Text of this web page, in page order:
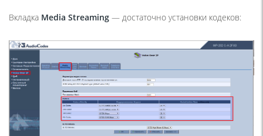
Вкладка Media Streaming — достаточно установки кодеков: